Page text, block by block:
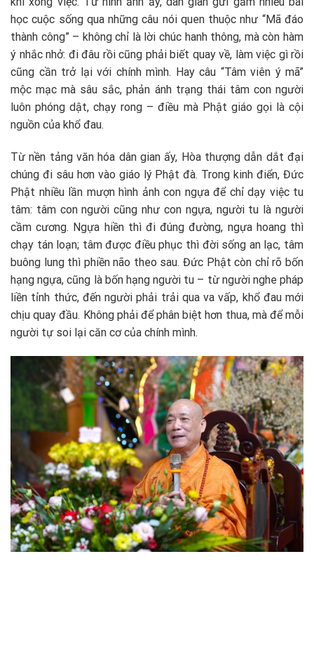
học cuộc sống qua những câu nói quen thuộc như “Mã đáo
thành công” – không chỉ là lời chúc hanh thông, mà còn hàm
ý nhắc nhở: đi đâu rồi cũng phải biết quay về, làm việc gì rồi
cũng cần trở lại với chính mình. Hay câu “Tâm viên ý mã”
mộc mạc mà sâu sắc, phản ánh trạng thái tâm con người
luôn phóng dật, chạy rong – điều mà Phật giáo gọi là cội
nguồn của khổ đau.
Từ nền tảng văn hóa dân gian ấy, Hòa thượng dẫn dắt đại
chúng đi sâu hơn vào giáo lý Phật đà. Trong kinh điển, Đức
Phật nhiều lần mượn hình ảnh con ngựa để chỉ dạy việc tu
tâm: tâm con người cũng như con ngựa, người tu là người
cầm cương. Ngựa hiền thì đi đúng đường, ngựa hoang thì
chạy tán loạn; tâm được điều phục thì đời sống an lạc, tâm
buông lung thì phiền não theo sau. Đức Phật còn chỉ rõ bốn
hạng ngựa, cũng là bốn hạng người tu – từ người nghe pháp
liền tỉnh thức, đến người phải trải qua va vấp, khổ đau mới
chịu quay đầu. Không phải để phân biệt hơn thua, mà để mỗi
người tự soi lại căn cơ của chính mình.